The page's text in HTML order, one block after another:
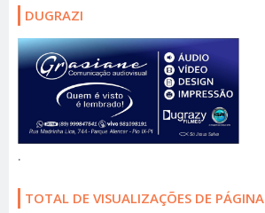
DUGRAZI
.
TOTAL DE VISUALIZAÇÕES DE PÁGINA